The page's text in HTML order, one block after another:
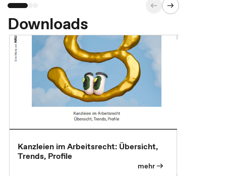
Downloads
Kanzleien im Arbeitsrecht: Übersicht,
Trends, Profile
mehr